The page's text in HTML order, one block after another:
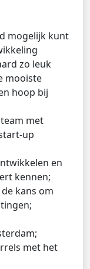
mogelijk kunt
zo leuk
mooiste
hoop bij
met
up
en
kennen;
kans om
met het